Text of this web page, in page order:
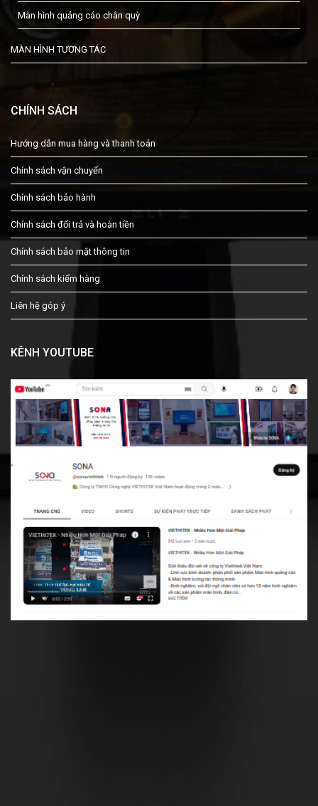
Màn hình quảng cáo chân quỳ
MÀN HÌNH TƯƠNG TÁC
CHÍNH SÁCH
Hướng dẫn mua hàng và thanh toán
Chính sách vận chuyển
Chính sách bảo hành
Chính sách đổi trả và hoàn tiền
Chính sách bảo mật thông tin
Chính sách kiểm hàng
Liên hệ góp ý
KÊNH YOUTUBE